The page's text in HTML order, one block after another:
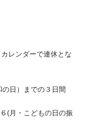
レンダーで連休とな
日）までの３日間
(月・こどもの日の振